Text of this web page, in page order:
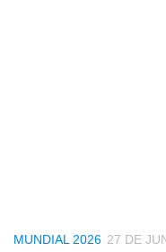
MUNDIAL 2026 27 DE